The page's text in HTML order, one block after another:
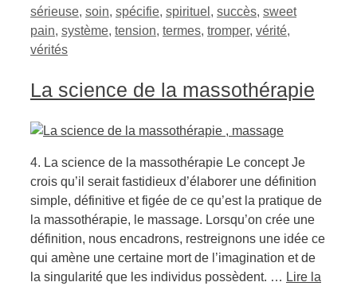
sérieuse, soin, spécifie, spirituel , succès, sweet
pain, système, tension, termes, tromper, vérité,
vérités
La science de la massothérapie
4. La science de la massothérapie Le concept Je
crois qu’il serait fastidieux d’élaborer une définition
simple, définitive et figée de ce qu’est la pratique de
la massothérapie, le massage. Lorsqu’on crée une
définition, nous encadrons, restreignons une idée ce
qui amène une certaine mort de l’imagination et de
la singularité que les individus possèdent. … Lire la